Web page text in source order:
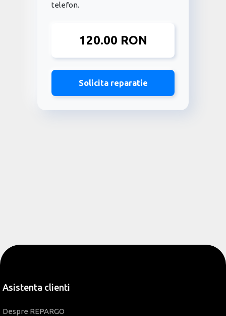
telefon.
120.00 RON
Solicita reparatie
Asistenta clienti
Despre REPARGO